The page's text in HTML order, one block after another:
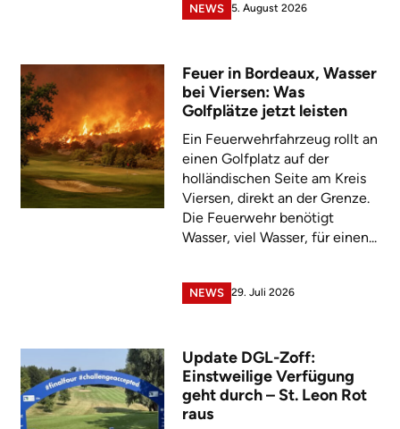
NEWS 5. August 2026
Feuer in Bordeaux, Wasser
bei Viersen: Was
Golfplätze jetzt leisten
Ein Feuerwehrfahrzeug rollt an
einen Golfplatz auf der
holländischen Seite am Kreis
Viersen, direkt an der Grenze.
Die Feuerwehr benötigt
Wasser, viel Wasser, für einen...
NEWS 29. Juli 2026
Update DGL-Zoff:
Einstweilige Verfügung
geht durch – St. Leon Rot
raus